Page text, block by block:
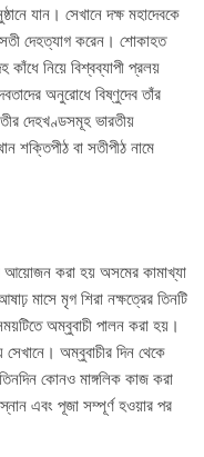
যান। সেখানে দক্ষ মহাদেবকে
দেহত্যাগ করেন। শোকাহত
নিয়ে বিশ্বব্যাপী প্রলয়
অনুরোধে বিষ্ণুদেব তাঁর
দেহখণ্ডসমূহ ভারতীয়
শক্তিপীঠ বা সতীপীঠ নামে
আয়োজন করা হয় অসমের কামাখ্যা
মাসে মৃগ শিরা নক্ষত্রের তিনটি
অম্বুবাচী পালন করা হয়।
অম্বুবাচীর দিন থেকে
কোনও মাঙ্গলিক কাজ করা
স্নান এবং পূজা সম্পূর্ণ হওয়ার পর